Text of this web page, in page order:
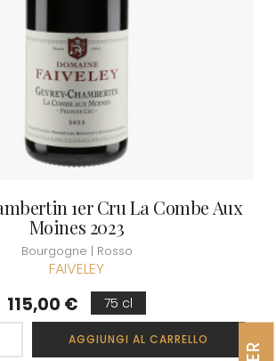
1er Cru La Combe Aux
Moines 2023
Bourgogne | Rosso
FAIVELEY
Prezzo
115,00 € 75 cl
AGGIUNGI AL CARRELLO